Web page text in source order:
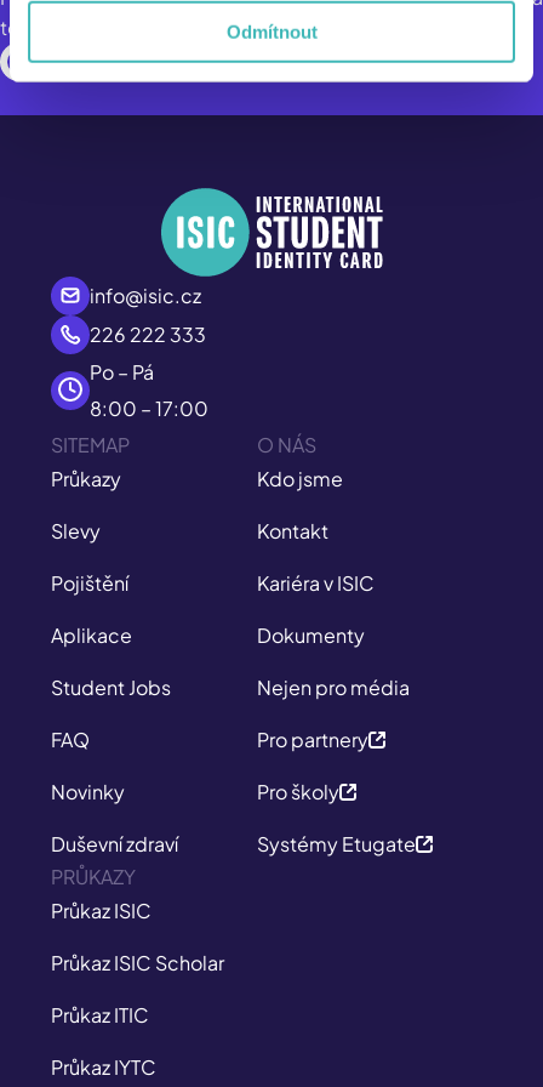
Odmítnout
toleranci, myslí na naši planetu a šetří její přírodní zdroje.
info@isic.cz
226 222 333
Po – Pá
8:00 – 17:00
SITEMAP
Průkazy
Slevy
Pojištění
Aplikace
Student Jobs
FAQ
Novinky
Duševní zdraví
O NÁS
Kdo jsme
Kontakt
Kariéra v ISIC
Dokumenty
Nejen pro média
Pro partnery
Pro školy
Systémy Etugate
PRŮKAZY
Průkaz ISIC
Průkaz ISIC Scholar
Průkaz ITIC
Průkaz IYTC